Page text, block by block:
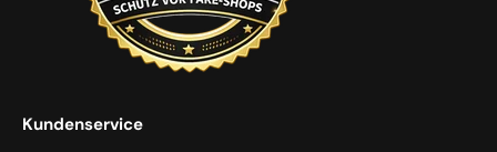
Kundenservice